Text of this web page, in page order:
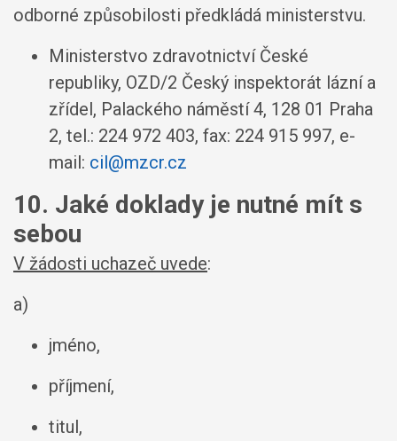
odborné způsobilosti předkládá ministerstvu.
Ministerstvo zdravotnictví České
republiky, OZD/2 Český inspektorát lázní a
zřídel, Palackého náměstí 4, 128 01 Praha
2, tel.: 224 972 403, fax: 224 915 997, e-
mail: cil@mzcr.cz
10. Jaké doklady je nutné mít s
sebou
V žádosti uchazeč uvede:
a)
jméno,
příjmení,
titul,